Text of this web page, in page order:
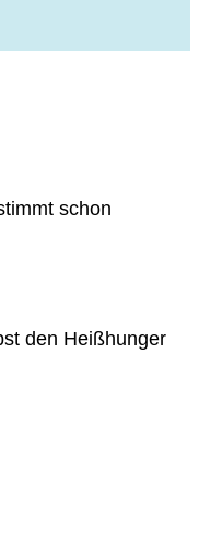
schon
den Heißhunger